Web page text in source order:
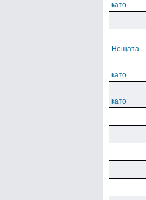
като
Нещата
като
като